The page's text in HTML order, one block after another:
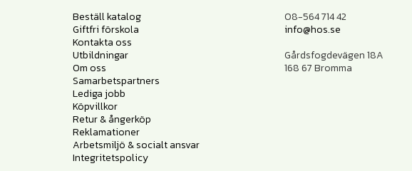
Beställ katalog
Giftfri förskola
Kontakta oss
Utbildningar
Om oss
Samarbetspartners
Lediga jobb
Köpvillkor
Retur & ångerköp
Reklamationer
Arbetsmiljö & socialt ansvar
Integritetspolicy
08-564 714 42
info@hos.se
Gårdsfogdevägen 18A
168 67 Bromma